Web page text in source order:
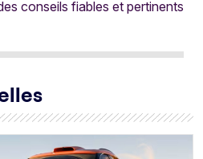
conseils fiables et pertinents